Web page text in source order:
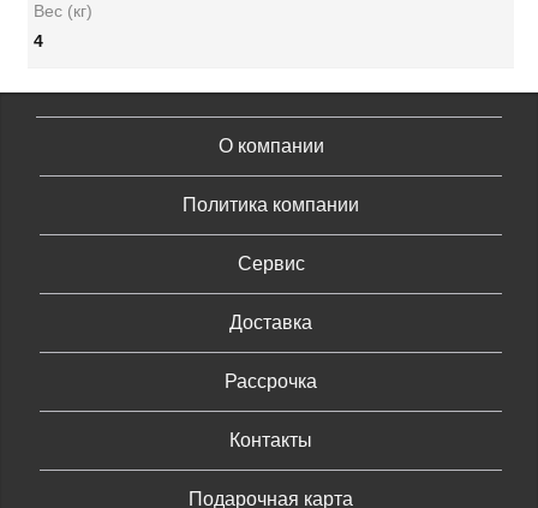
Вес (кг)
4
О компании
Политика компании
Сервис
Доставка
Рассрочка
Контакты
Подарочная карта